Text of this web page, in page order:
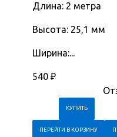
Длина: 2 метра
Высота: 25,1 мм
Ширина:...
540 ₽
ПЕРЕЙТИ В КОРЗИНУ